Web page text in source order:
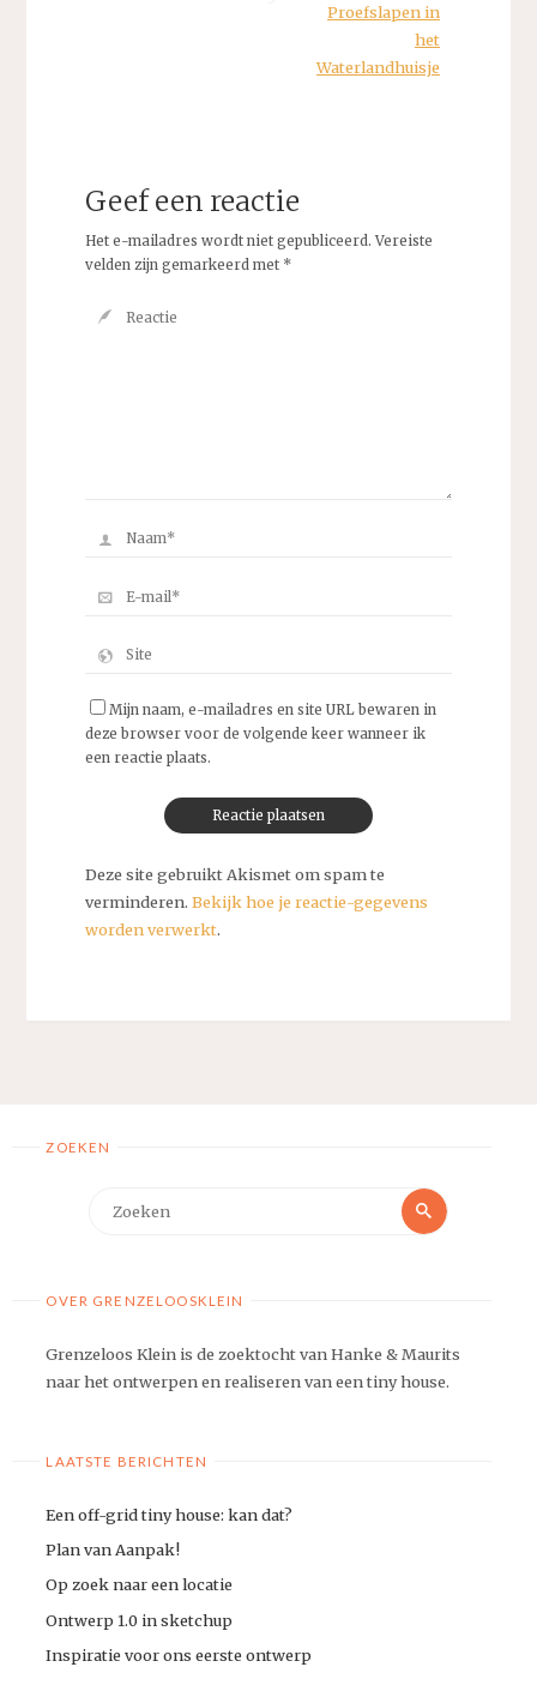
Proefslapen in
het
Waterlandhuisje
Geef een reactie
Het e-mailadres wordt niet gepubliceerd. Vereiste
velden zijn gemarkeerd met *
Mijn naam, e-mailadres en site URL bewaren in
deze browser voor de volgende keer wanneer ik
een reactie plaats.
Deze site gebruikt Akismet om spam te
verminderen. Bekijk hoe je reactie-gegevens
worden verwerkt.
ZOEKEN
Zoeken
OVER GRENZELOOSKLEIN
Grenzeloos Klein is de zoektocht van Hanke & Maurits
naar het ontwerpen en realiseren van een tiny house.
LAATSTE BERICHTEN
Een off-grid tiny house: kan dat?
Plan van Aanpak!
Op zoek naar een locatie
Ontwerp 1.0 in sketchup
Inspiratie voor ons eerste ontwerp